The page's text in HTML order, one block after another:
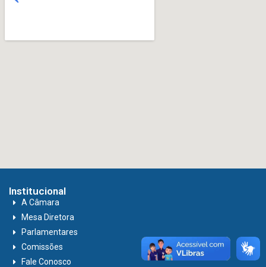
Institucional
A Câmara
Mesa Diretora
Parlamentares
Comissões
Fale Conosco